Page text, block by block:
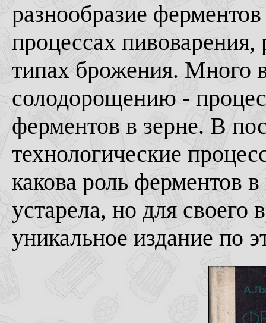
разнообразие
процессах пивоварения,
типах брожения. Много
солодорощению -
ферментов в зерне. В
технологические
какова роль ферментов
устарела, но для своего
уникальное издание по